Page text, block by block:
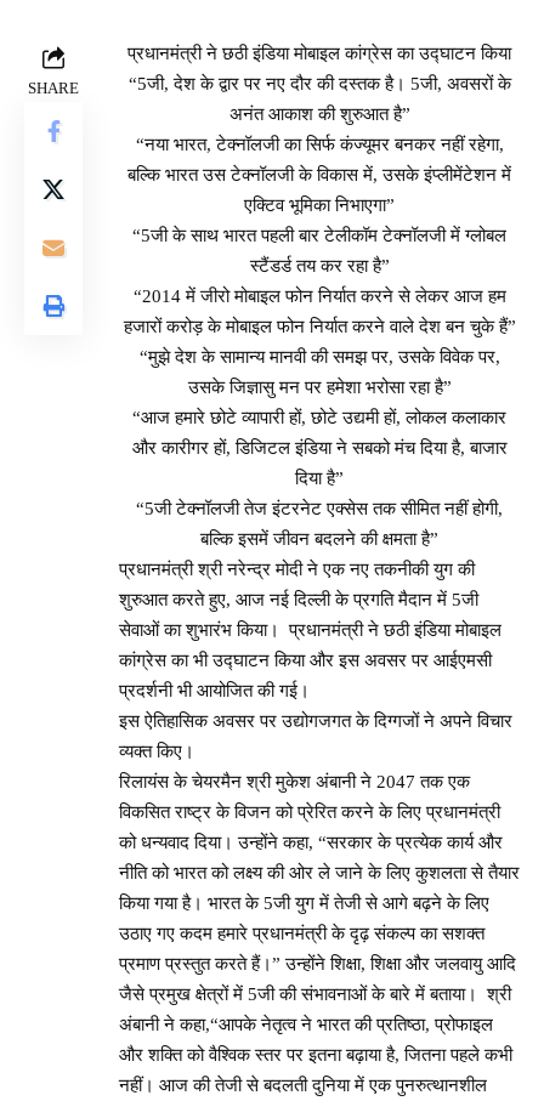
SHARE
प्रधानमंत्री ने छठी इंडिया मोबाइल कांग्रेस का उद्घाटन किया
“5जी, देश के द्वार पर नए दौर की दस्तक है। 5जी, अवसरों के
अनंत आकाश की शुरुआत है”
“नया भारत, टेक्नॉलजी का सिर्फ कंज्यूमर बनकर नहीं रहेगा,
बल्कि भारत उस टेक्नॉलजी के विकास में, उसके इंप्लीमेंटेशन में
एक्टिव भूमिका निभाएगा”
“5जी के साथ भारत पहली बार टेलीकॉम टेक्नॉलजी में ग्लोबल
स्टैंडर्ड तय कर रहा है”
“2014 में जीरो मोबाइल फोन निर्यात करने से लेकर आज हम
हजारों करोड़ के मोबाइल फोन निर्यात करने वाले देश बन चुके हैं”
“मुझे देश के सामान्य मानवी की समझ पर, उसके विवेक पर,
उसके जिज्ञासु मन पर हमेशा भरोसा रहा है”
“आज हमारे छोटे व्यापारी हों, छोटे उद्यमी हों, लोकल कलाकार
और कारीगर हों, डिजिटल इंडिया ने सबको मंच दिया है, बाजार
दिया है”
“5जी टेक्नॉलजी तेज इंटरनेट एक्सेस तक सीमित नहीं होगी,
बल्कि इसमें जीवन बदलने की क्षमता है”
प्रधानमंत्री श्री नरेन्द्र मोदी ने एक नए तकनीकी युग की
शुरुआत करते हुए, आज नई दिल्ली के प्रगति मैदान में 5जी
सेवाओं का शुभारंभ किया। प्रधानमंत्री ने छठी इंडिया मोबाइल
कांग्रेस का भी उद्घाटन किया और इस अवसर पर आईएमसी
प्रदर्शनी भी आयोजित की गई।
इस ऐतिहासिक अवसर पर उद्योगजगत के दिग्गजों ने अपने विचार
व्यक्त किए।
रिलायंस के चेयरमैन श्री मुकेश अंबानी ने 2047 तक एक
विकसित राष्ट्र के विजन को प्रेरित करने के लिए प्रधानमंत्री
को धन्यवाद दिया। उन्होंने कहा, “सरकार के प्रत्येक कार्य और
नीति को भारत को लक्ष्य की ओर ले जाने के लिए कुशलता से तैयार
किया गया है। भारत के 5जी युग में तेजी से आगे बढ़ने के लिए
उठाए गए कदम हमारे प्रधानमंत्री के दृढ़ संकल्प का सशक्त
प्रमाण प्रस्तुत करते हैं।” उन्होंने शिक्षा, शिक्षा और जलवायु आदि
जैसे प्रमुख क्षेत्रों में 5जी की संभावनाओं के बारे में बताया। श्री
अंबानी ने कहा,“आपके नेतृत्व ने भारत की प्रतिष्ठा, प्रोफाइल
और शक्ति को वैश्विक स्तर पर इतना बढ़ाया है, जितना पहले कभी
नहीं। आज की तेजी से बदलती दुनिया में एक पुनरुत्थानशील